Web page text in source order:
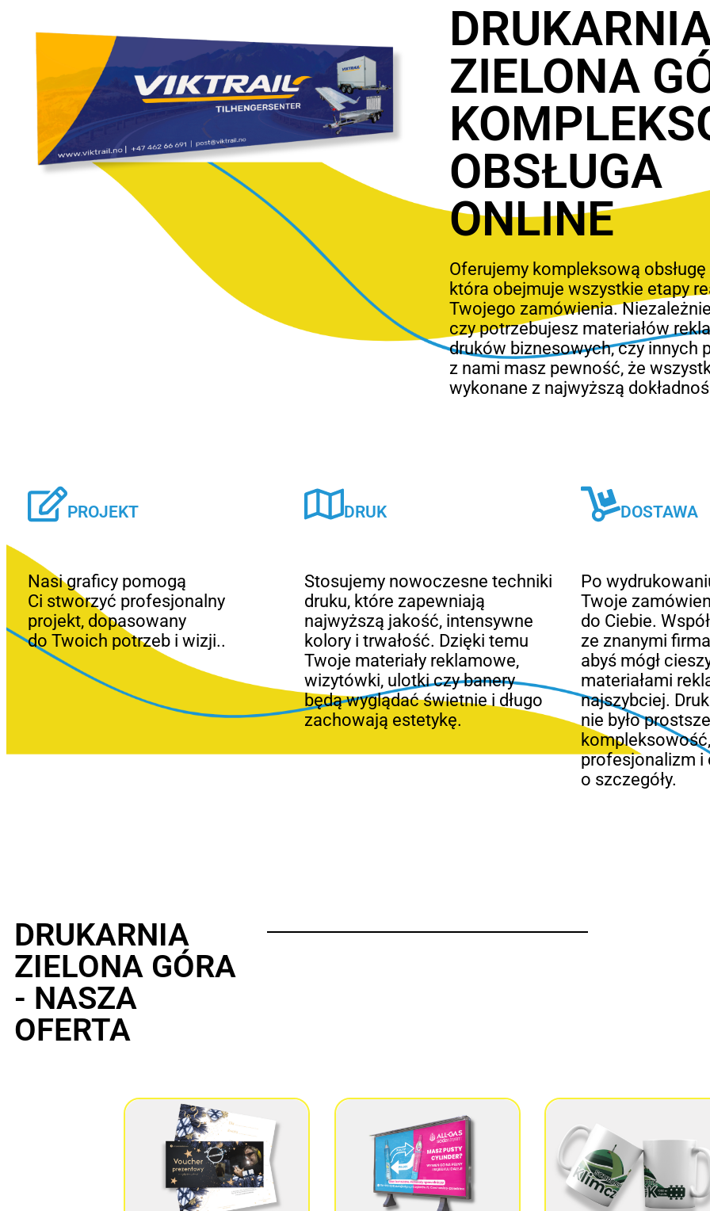
ZIELONA
OBSŁUGA
ONLINE
Oferujemy kompleksową
która obejmuje wszystkie etapy
Twojego zamówienia.
czy potrzebujesz materiałów
druków biznesowych, czy innych
z nami masz pewność, że
wykonane z najwyższą
PROJEKT
Nasi graficy pomogą
Ci stworzyć profesjonalny
projekt, dopasowany
do Twoich potrzeb i wizji..
DRUK
Stosujemy nowoczesne techniki
druku, które zapewniają
najwyższą jakość, intensywne
kolory i trwałość. Dzięki temu
Twoje materiały reklamowe,
wizytówki, ulotki czy banery
będą wyglądać świetnie i długo
zachowają estetykę.
DOSTAWA
Po
Twoje
do Ciebie.
ze znanymi
abyś mógł
materiałami
najszybciej.
nie było
kompleksowość,
profesjonalizm i
o szczegóły.
DRUKARNIA
ZIELONA GÓRA
- NASZA
OFERTA